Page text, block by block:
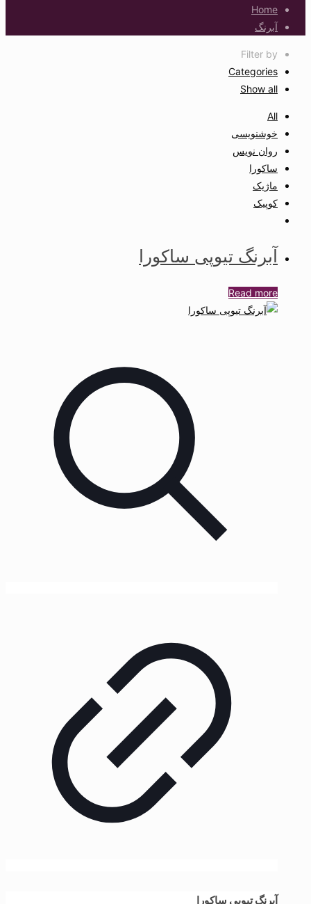
Home
آبرنگ
Filter by
Categories
Show all
All
خوشنویسی
روان نویس
ساکورا
ماژیک
کوپیک
آبرنگ تیوپی ساکورا
Read more
آبرنگ تیوپی ساکورا